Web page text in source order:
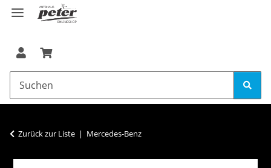
Zurück zur Liste Mercedes-Benz